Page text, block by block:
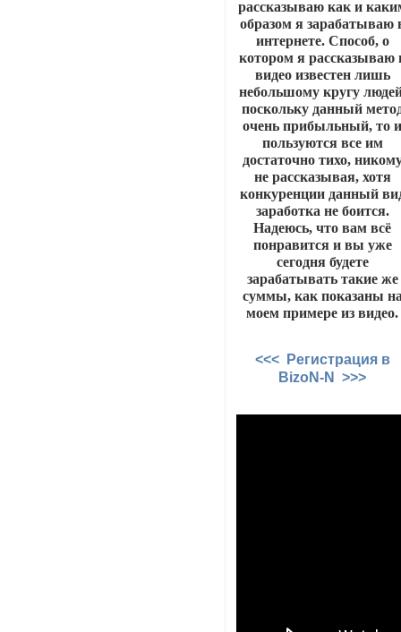
рассказываю как и
образом я зарабатываю
интернете. Способ, о
котором я рассказываю
видео известен лишь
небольшому кругу
поскольку данный
очень прибыльный, то
пользуются все им
достаточно тихо,
не рассказывая, хотя
конкуренции данный
заработка не боится.
Надеюсь, что вам всё
понравится и вы уже
сегодня будете
зарабатывать такие же
суммы, как показаны
моем примере из видео.
<<< Регистрация в
BizoN-N >>>